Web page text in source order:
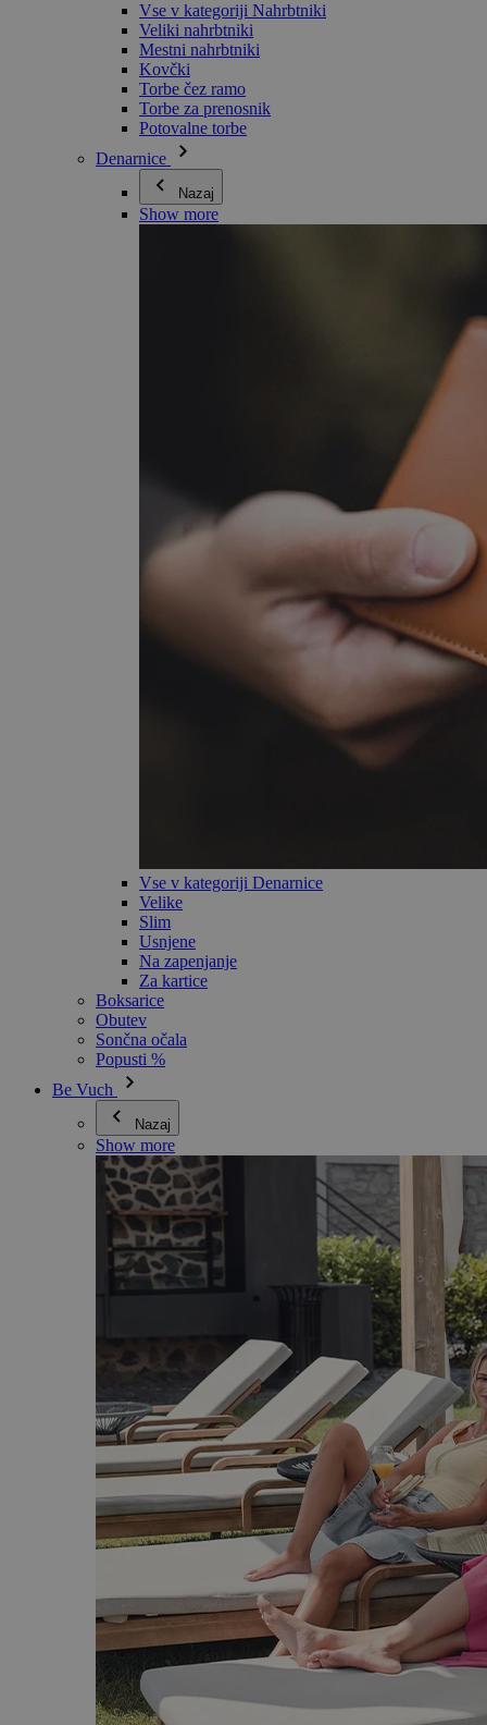
Vse v kategoriji Nahrbtniki
Veliki nahrbtniki
Mestni nahrbtniki
Kovčki
Torbe čez ramo
Torbe za prenosnik
Potovalne torbe
Denarnice
Nazaj
Show more
Vse v kategoriji Denarnice
Velike
Slim
Usnjene
Na zapenjanje
Za kartice
Boksarice
Obutev
Sončna očala
Popusti %
Be Vuch
Nazaj
Show more